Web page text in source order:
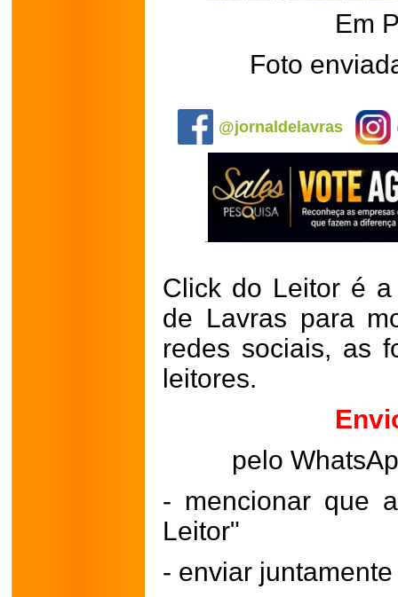
Em
Foto
@jornaldelavras
Click do Leitor é
de Lavras para
redes sociais, as
leitores.
pelo
- mencionar que
Leitor"
- enviar